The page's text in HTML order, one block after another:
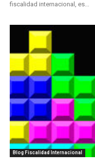
fiscalidad internacional, es...
Blog Fiscalidad Internacional